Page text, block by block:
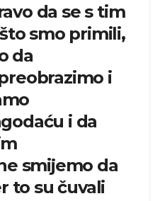
da se s tim
smo primili,
da
i
i da
smijemo da
to su čuvali